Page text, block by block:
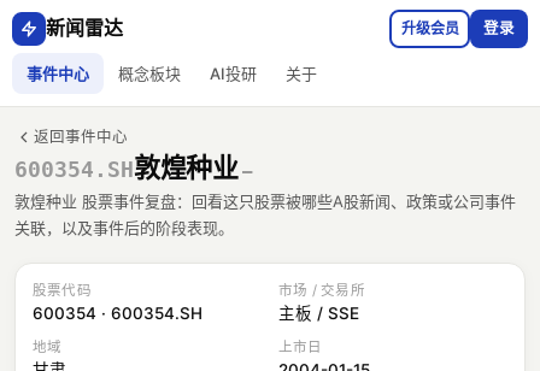
新闻雷达
事件中心 概念板块 AI投研 关于
升级会员 登录
返回事件中心
600354.SH敦煌种业 —
敦煌种业 股票事件复盘：回看这只股票被哪些A股新闻、政策或公司事件
关联，以及事件后的阶段表现。
股票代码
600354 · 600354.SH
市场 / 交易所
主板 / SSE
地域 上市日